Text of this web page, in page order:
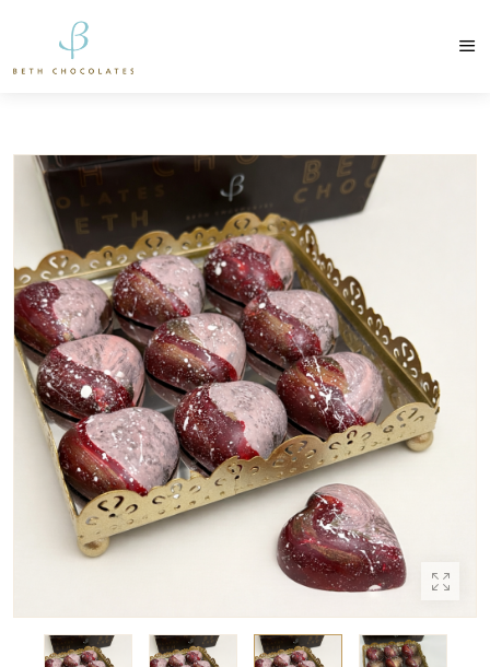
contato@bethchocolates.com.br